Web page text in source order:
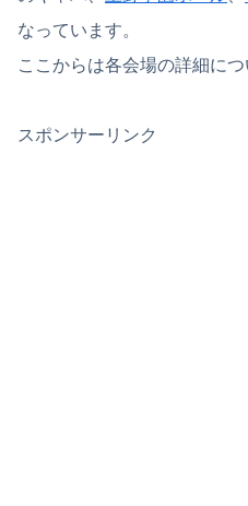
なっています。
ここからは各会場の詳細につ
スポンサーリンク